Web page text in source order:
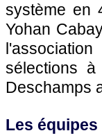
système en
Yohan
sélections
Deschamps
Les